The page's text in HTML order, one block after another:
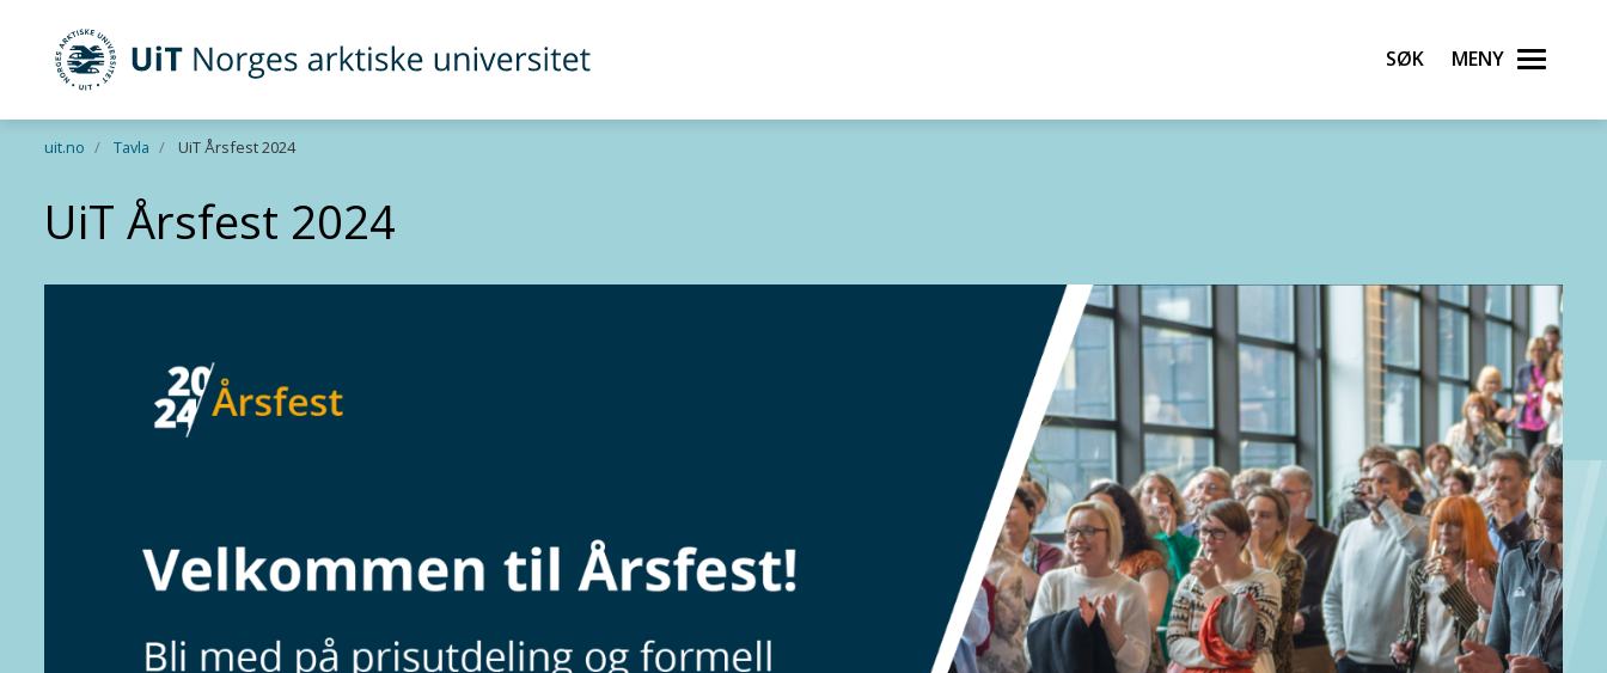
Gå til hovedinnhold
UiT Norges arktiske universitet Søk Meny
uit.no Tavla UiT Årsfest 2024
UiT Årsfest 2024